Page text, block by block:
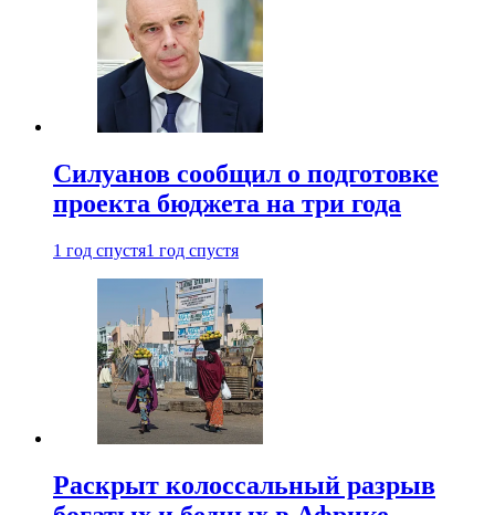
Силуанов сообщил о подготовке
проекта бюджета на три года
1 год спустя1 год спустя
Раскрыт колоссальный разрыв